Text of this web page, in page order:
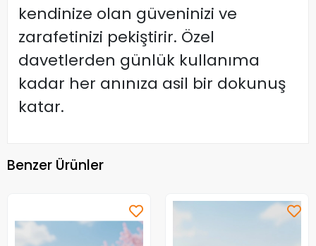
kendinize olan güveninizi ve
zarafetinizi pekiştirir. Özel
davetlerden günlük kullanıma
kadar her anınıza asil bir dokunuş
katar.
Benzer Ürünler